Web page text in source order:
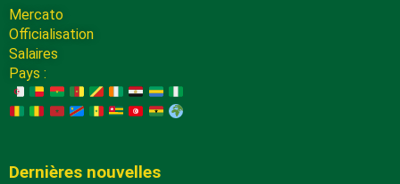
Mercato
Officialisation
Salaires
Pays :
Dernières nouvelles